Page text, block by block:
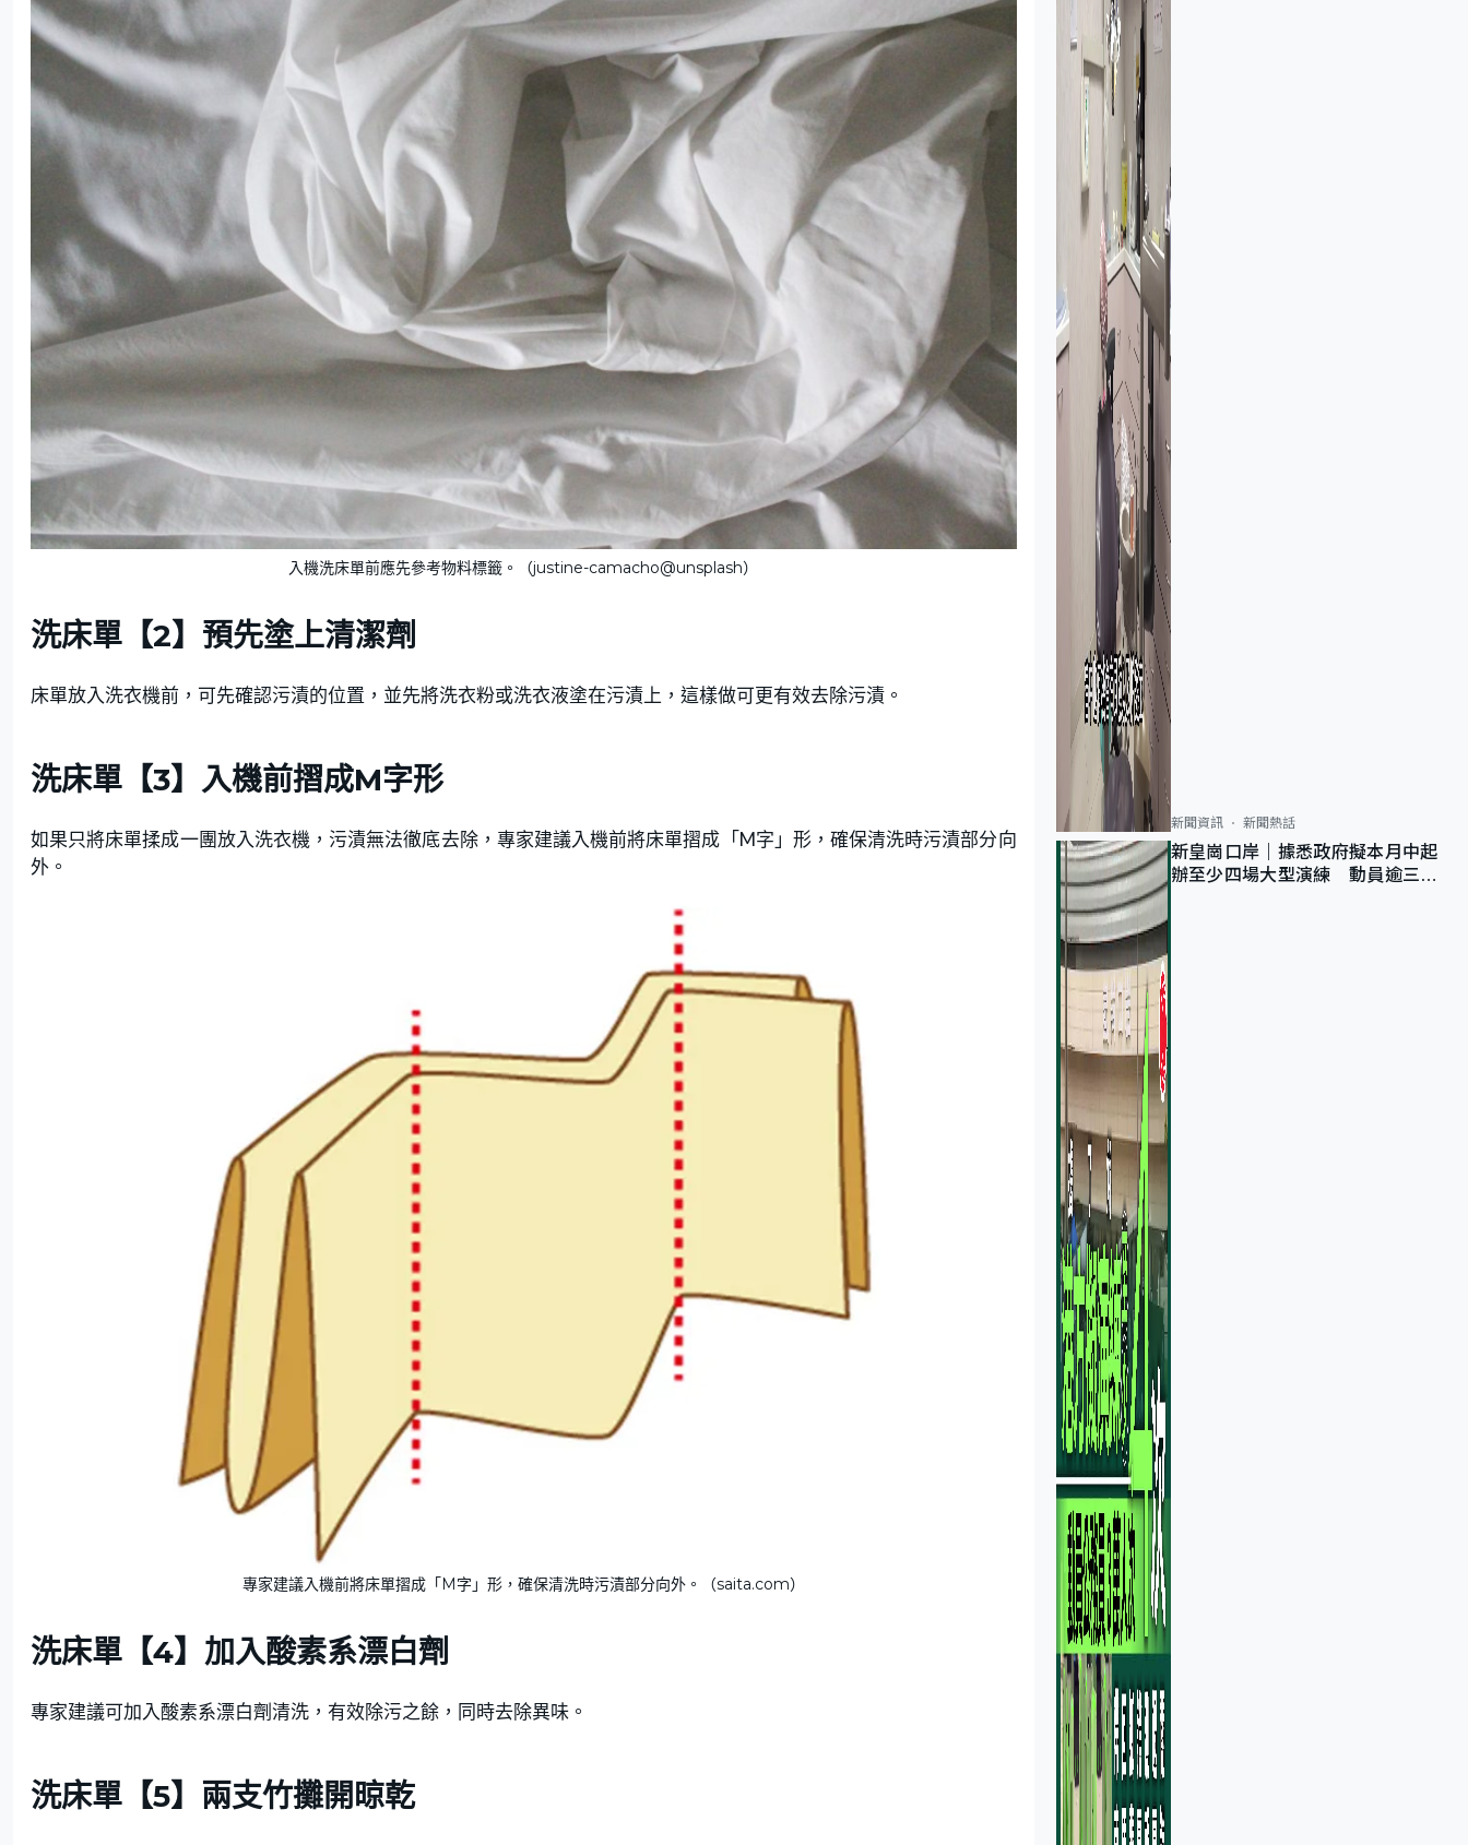
入機洗床單前應先參考物料標籤。（justine-camacho@unsplash）
洗床單【2】預先塗上清潔劑
床單放入洗衣機前，可先確認污漬的位置，並先將洗衣粉或洗衣液塗在污漬上，這樣做可更有效去除污漬。
洗床單【3】入機前摺成M字形
如果只將床單揉成一團放入洗衣機，污漬無法徹底去除，專家建議入機前將床單摺成「M字」形，確保清洗時污漬部分向
外。
專家建議入機前將床單摺成「M字」形，確保清洗時污漬部分向外。（saita.com）
洗床單【4】加入酸素系漂白劑
專家建議可加入酸素系漂白劑清洗，有效除污之餘，同時去除異味。
洗床單【5】兩支竹攤開晾乾
新聞資訊 新聞熱話
新皇崗口岸｜據悉政府擬本月中起
辦至少四場大型演練 動員逾三萬